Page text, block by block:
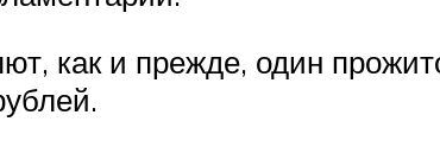
как и прежде, один